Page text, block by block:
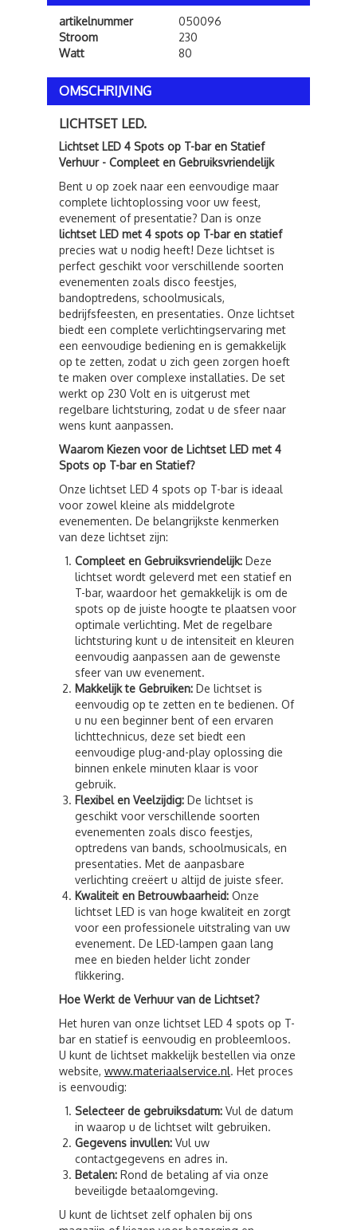
artikelnummer
050096
Stroom
230
Watt
80
OMSCHRIJVING
LICHTSET LED.
Lichtset LED 4 Spots op T-bar en Statief
Verhuur - Compleet en Gebruiksvriendelijk
Bent u op zoek naar een eenvoudige maar
complete lichtoplossing voor uw feest,
evenement of presentatie? Dan is onze
lichtset LED met 4 spots op T-bar en statief
precies wat u nodig heeft! Deze lichtset is
perfect geschikt voor verschillende soorten
evenementen zoals disco feestjes,
bandoptredens, schoolmusicals,
bedrijfsfeesten, en presentaties. Onze lichtset
biedt een complete verlichtingservaring met
een eenvoudige bediening en is gemakkelijk
op te zetten, zodat u zich geen zorgen hoeft
te maken over complexe installaties. De set
werkt op 230 Volt en is uitgerust met
regelbare lichtsturing, zodat u de sfeer naar
wens kunt aanpassen.
Waarom Kiezen voor de Lichtset LED met 4
Spots op T-bar en Statief?
Onze lichtset LED 4 spots op T-bar is ideaal
voor zowel kleine als middelgrote
evenementen. De belangrijkste kenmerken
van deze lichtset zijn:
Compleet en Gebruiksvriendelijk: Deze
lichtset wordt geleverd met een statief en
T-bar, waardoor het gemakkelijk is om de
spots op de juiste hoogte te plaatsen voor
optimale verlichting. Met de regelbare
lichtsturing kunt u de intensiteit en kleuren
eenvoudig aanpassen aan de gewenste
sfeer van uw evenement.
Makkelijk te Gebruiken: De lichtset is
eenvoudig op te zetten en te bedienen. Of
u nu een beginner bent of een ervaren
lichttechnicus, deze set biedt een
eenvoudige plug-and-play oplossing die
binnen enkele minuten klaar is voor
gebruik.
Flexibel en Veelzijdig: De lichtset is
geschikt voor verschillende soorten
evenementen zoals disco feestjes,
optredens van bands, schoolmusicals, en
presentaties. Met de aanpasbare
verlichting creëert u altijd de juiste sfeer.
Kwaliteit en Betrouwbaarheid: Onze
lichtset LED is van hoge kwaliteit en zorgt
voor een professionele uitstraling van uw
evenement. De LED-lampen gaan lang
mee en bieden helder licht zonder
flikkering.
Hoe Werkt de Verhuur van de Lichtset?
Het huren van onze lichtset LED 4 spots op T-
bar en statief is eenvoudig en probleemloos.
U kunt de lichtset makkelijk bestellen via onze
website, www.materiaalservice.nl. Het proces
is eenvoudig:
Selecteer de gebruiksdatum: Vul de datum
in waarop u de lichtset wilt gebruiken.
Gegevens invullen: Vul uw
contactgegevens en adres in.
Betalen: Rond de betaling af via onze
beveiligde betaalomgeving.
U kunt de lichtset zelf ophalen bij ons